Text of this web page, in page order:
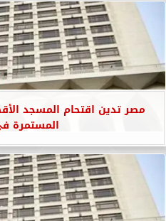
مصر تدين اقتحام المسجد
المستمرة